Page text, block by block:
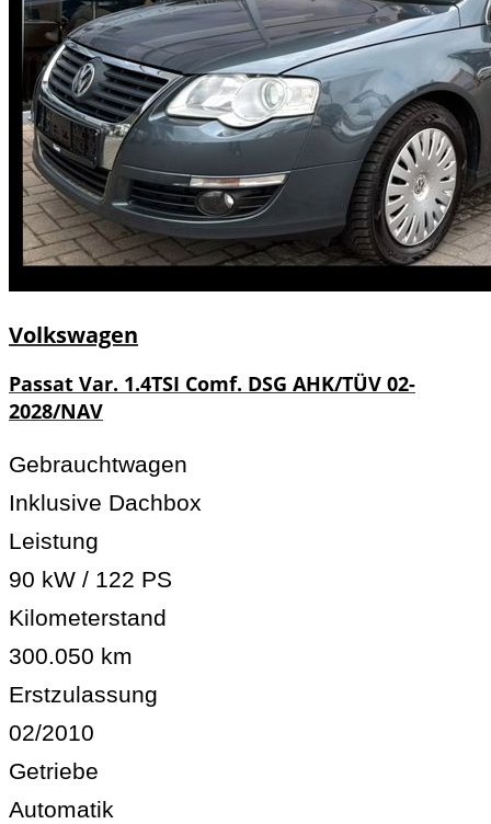
Volkswagen
Passat Var. 1.4TSI Comf. DSG AHK/TÜV 02-
2028/NAV
Gebrauchtwagen
Inklusive Dachbox
Leistung
90 kW / 122 PS
Kilometerstand
300.050 km
Erstzulassung
02/2010
Getriebe
Automatik